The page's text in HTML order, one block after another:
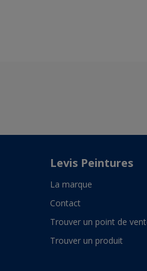
Levis Peintures
La marque
Contact
Trouver un point de
Trouver un produit